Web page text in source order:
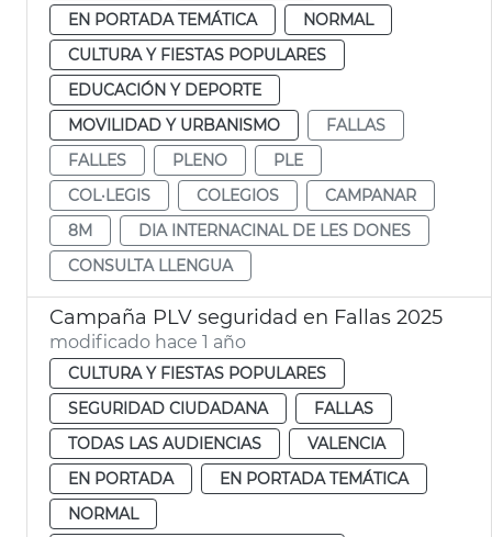
EN PORTADA TEMÁTICA
NORMAL
CULTURA Y FIESTAS POPULARES
EDUCACIÓN Y DEPORTE
MOVILIDAD Y URBANISMO
FALLAS
FALLES
PLENO
PLE
COL·LEGIS
COLEGIOS
CAMPANAR
8M
DIA INTERNACINAL DE LES DONES
CONSULTA LLENGUA
Campaña PLV seguridad en Fallas 2025
modificado hace 1 año
CULTURA Y FIESTAS POPULARES
SEGURIDAD CIUDADANA
FALLAS
TODAS LAS AUDIENCIAS
VALENCIA
EN PORTADA
EN PORTADA TEMÁTICA
NORMAL